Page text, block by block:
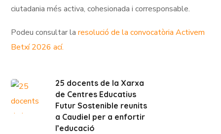
ciutadania més activa, cohesionada i corresponsable.
Podeu consultar laresolució de la convocatòria Activem
Betxí 2026 ací.
25 docents de la Xarxa
de Centres Educatius
Futur Sostenible reunits
a Caudiel per a enfortir
l’educació